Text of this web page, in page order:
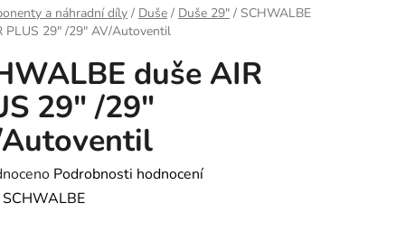
a náhradní díly / Duše / Duše 29" / SCHWALBE
PLUS 29" /29" AV/Autoventil
duše AIR
29" /29"
Podrobnosti hodnocení
SCHWALBE